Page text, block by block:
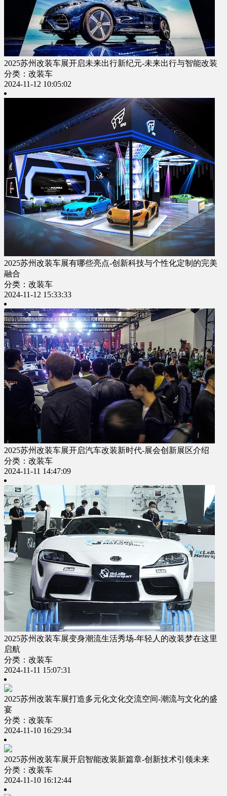
2025苏州改装车展开启未来出行新纪元-未来出行与智能改装
分类：改装车
2024-11-12 10:05:02
2025苏州改装车展有哪些亮点-创新科技与个性化定制的完美
融合
分类：改装车
2024-11-12 15:33:33
2025苏州改装车展开启汽车改装新时代-展会创新展区介绍
分类：改装车
2024-11-11 14:47:09
2025苏州改装车展变身潮流生活秀场-年轻人的改装梦在这里
启航
分类：改装车
2024-11-11 15:07:31
2025苏州改装车展打造多元化文化交流空间-潮流与文化的盛
宴
分类：改装车
2024-11-10 16:29:34
2025苏州改装车展开启智能改装新篇章-创新技术引领未来
分类：改装车
2024-11-10 16:12:44